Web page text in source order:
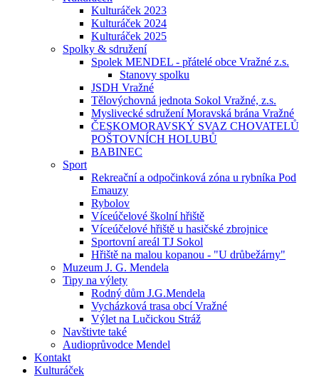
Kulturáček 2023
Kulturáček 2024
Kulturáček 2025
Spolky & sdružení
Spolek MENDEL - přátelé obce Vražné z.s.
Stanovy spolku
JSDH Vražné
Tělovýchovná jednota Sokol Vražné, z.s.
Myslivecké sdružení Moravská brána Vražné
ČESKOMORAVSKÝ SVAZ CHOVATELŮ
POŠTOVNÍCH HOLUBŮ
BABINEC
Sport
Rekreační a odpočinková zóna u rybníka Pod
Emauzy
Rybolov
Víceúčelové školní hřiště
Víceúčelové hřiště u hasičské zbrojnice
Sportovní areál TJ Sokol
Hřiště na malou kopanou - "U drůbežárny"
Muzeum J. G. Mendela
Tipy na výlety
Rodný dům J.G.Mendela
Vycházková trasa obcí Vražné
Výlet na Lučickou Stráž
Navštivte také
Audioprůvodce Mendel
Kontakt
Kulturáček